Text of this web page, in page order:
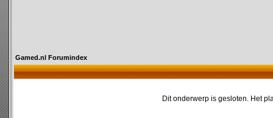
Gamed.nl Forumindex
Dit onderwerp is gesloten. Het